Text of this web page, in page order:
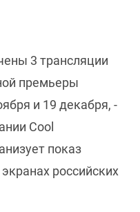
3 трансляции
премьеры
и 19 декабря, -
Cool
показ
российских